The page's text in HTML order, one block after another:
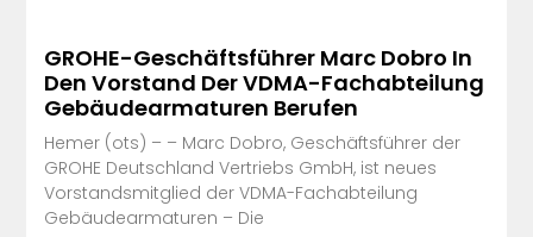
GROHE-Geschäftsführer Marc Dobro In
Den Vorstand Der VDMA-Fachabteilung
Gebäudearmaturen Berufen
Hemer (ots) – – Marc Dobro, Geschäftsführer der
GROHE Deutschland Vertriebs GmbH, ist neues
Vorstandsmitglied der VDMA-Fachabteilung
Gebäudearmaturen – Die